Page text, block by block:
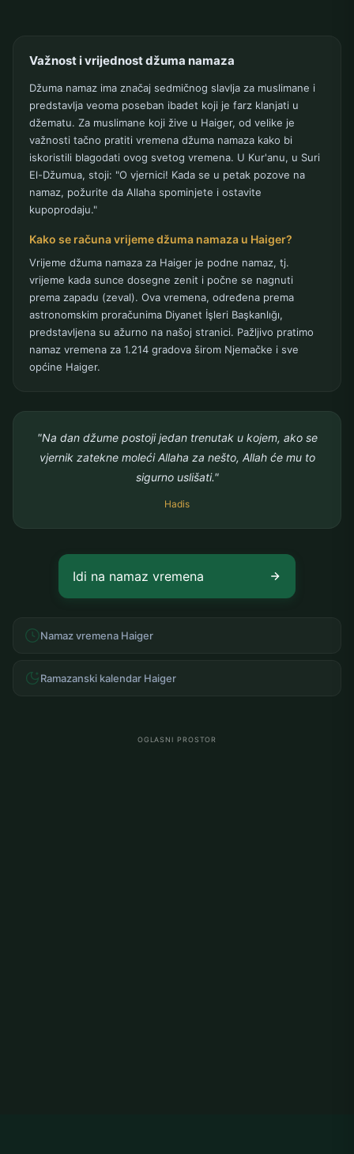
Važnost i vrijednost džuma namaza
Džuma namaz ima značaj sedmičnog slavlja za muslimane i
predstavlja veoma poseban ibadet koji je farz klanjati u
džematu. Za muslimane koji žive u Haiger, od velike je
važnosti tačno pratiti vremena džuma namaza kako bi
iskoristili blagodati ovog svetog vremena. U Kur'anu, u Suri
El-Džumua, stoji: "O vjernici! Kada se u petak pozove na
namaz, požurite da Allaha spominjete i ostavite
kupoprodaju."
Kako se računa vrijeme džuma namaza u Haiger?
Vrijeme džuma namaza za Haiger je podne namaz, tj.
vrijeme kada sunce dosegne zenit i počne se nagnuti
prema zapadu (zeval). Ova vremena, određena prema
astronomskim proračunima Diyanet İşleri Başkanlığı,
predstavljena su ažurno na našoj stranici. Pažljivo pratimo
namaz vremena za 1.214 gradova širom Njemačke i sve
općine Haiger.
"Na dan džume postoji jedan trenutak u kojem, ako se
vjernik zatekne moleći Allaha za nešto, Allah će mu to
sigurno uslišati."
Hadis
Idi na namaz vremena
Namaz vremena Haiger
Ramazanski kalendar Haiger
OGLASNI PROSTOR